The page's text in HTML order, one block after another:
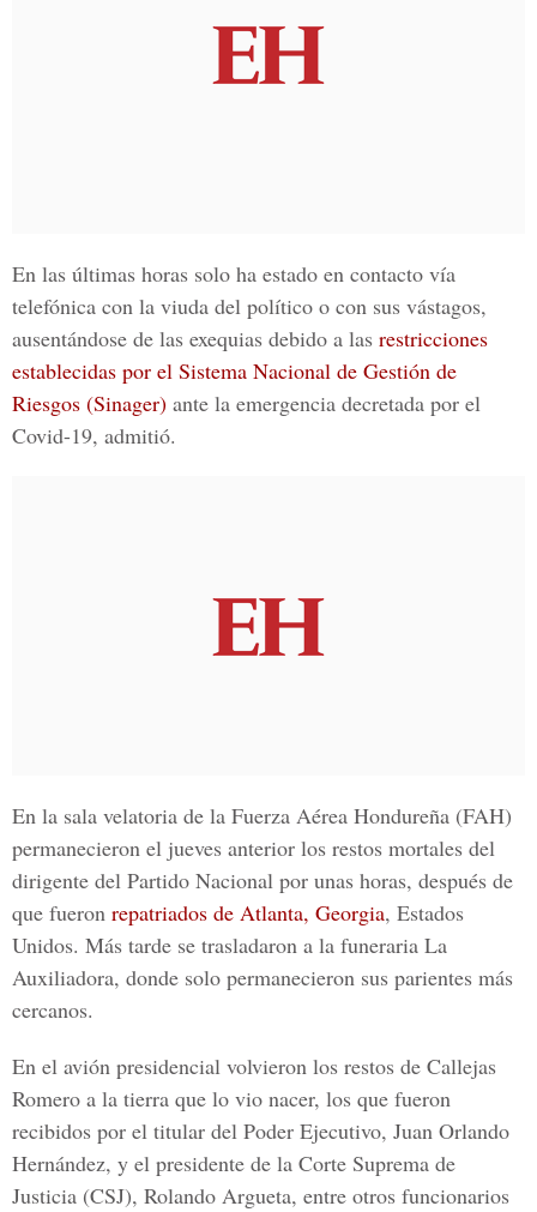
En las últimas horas solo ha estado en contacto vía
telefónica con la viuda del político o con sus vástagos,
ausentándose de las exequias debido a las restricciones
establecidas por el Sistema Nacional de Gestión de
Riesgos (Sinager) ante la emergencia decretada por el
Covid-19, admitió.
En la sala velatoria de la Fuerza Aérea Hondureña (FAH)
permanecieron el jueves anterior los restos mortales del
dirigente del Partido Nacional por unas horas, después de
que fueron repatriados de Atlanta, Georgia, Estados
Unidos. Más tarde se trasladaron a la funeraria La
Auxiliadora, donde solo permanecieron sus parientes más
cercanos.
En el avión presidencial volvieron los restos de Callejas
Romero a la tierra que lo vio nacer, los que fueron
recibidos por el titular del Poder Ejecutivo, Juan Orlando
Hernández, y el presidente de la Corte Suprema de
Justicia (CSJ), Rolando Argueta, entre otros funcionarios